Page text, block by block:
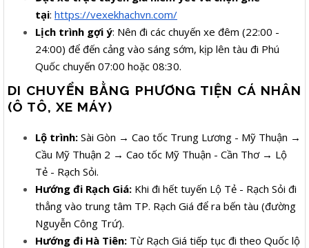
tại: https://vexekhachvn.com/
Lịch trình gợi ý: Nên đi các chuyến xe đêm (22:00 -
24:00) để đến cảng vào sáng sớm, kịp lên tàu đi Phú
Quốc chuyến 07:00 hoặc 08:30.
DI CHUYỂN BẰNG PHƯƠNG TIỆN CÁ NHÂN
(Ô TÔ, XE MÁY)
Lộ trình: Sài Gòn → Cao tốc Trung Lương - Mỹ Thuận →
Cầu Mỹ Thuận 2 → Cao tốc Mỹ Thuận - Cần Thơ → Lộ
Tẻ - Rạch Sỏi.
Hướng đi Rạch Giá: Khi đi hết tuyến Lộ Tẻ - Rạch Sỏi đi
thẳng vào trung tâm TP. Rạch Giá để ra bến tàu (đường
Nguyễn Công Trứ).
Hướng đi Hà Tiên: Từ Rạch Giá tiếp tục đi theo Quốc lộ